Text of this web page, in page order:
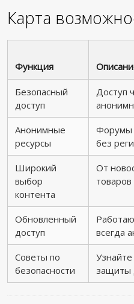
Карта
Функция
Безопасный
доступ
Доступ
Анонимные
ресурсы
Форумы
без
Широкий
выбор
контента
От
товаров
Обновленный
доступ
всегда
Советы по
безопасности
защиты